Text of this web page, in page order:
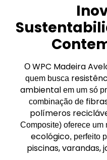
O WPC Madeira
quem busca
ambiental em um só
combinação de
polímeros
Composite) oferece um
ecológico, perfeito
piscinas, varandas,